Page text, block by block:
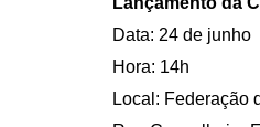
Data: 24 de junho
Hora: 14h
Local: Federação